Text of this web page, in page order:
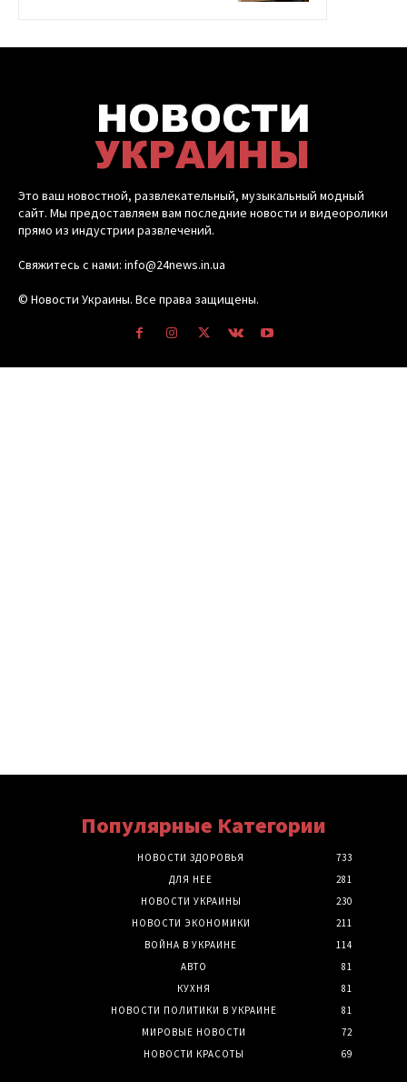
Это ваш новостной, развлекательный, музыкальный модный
сайт. Мы предоставляем вам последние новости и видеоролики
прямо из индустрии развлечений.
Свяжитесь с нами: info@24news.in.ua
© Новости Украины. Все права защищены.
Популярные Категории
НОВОСТИ ЗДОРОВЬЯ
733
ДЛЯ НЕЕ
281
НОВОСТИ УКРАИНЫ
230
НОВОСТИ ЭКОНОМИКИ
211
ВОЙНА В УКРАИНЕ
114
АВТО
81
КУХНЯ
81
НОВОСТИ ПОЛИТИКИ В УКРАИНЕ
81
МИРОВЫЕ НОВОСТИ
72
НОВОСТИ КРАСОТЫ
69